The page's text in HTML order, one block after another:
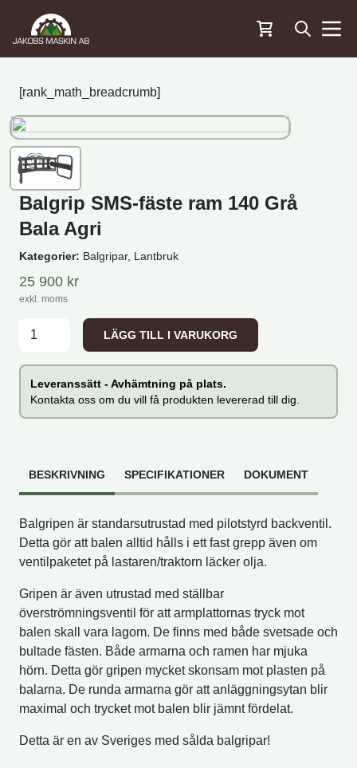
Öppna
[rank_math_breadcrumb]
Balgrip SMS-fäste ram 140 Grå
Bala Agri
Kategorier: Balgripar, Lantbruk
25 900 kr
exkl. moms
Balgrip SMS-fäste ram 140 Grå Bala Agri mängd
LÄGG TILL I VARUKORG
Leveranssätt - Avhämtning på plats.
Kontakta oss om du vill få produkten levererad till dig.
BESKRIVNING SPECIFIKATIONER DOKUMENT
Balgripen är standarsutrustad med pilotstyrd backventil.
Detta gör att balen alltid hålls i ett fast grepp även om
ventilpaketet på lastaren/traktorn läcker olja.
Gripen är även utrustad med ställbar
överströmningsventil för att armplattornas tryck mot
balen skall vara lagom. De finns med både svetsade och
bultade fästen. Både armarna och ramen har mjuka
hörn. Detta gör gripen mycket skonsam mot plasten på
balarna. De runda armarna gör att anläggningsytan blir
maximal och trycket mot balen blir jämnt fördelat.
Detta är en av Sveriges med sålda balgripar!